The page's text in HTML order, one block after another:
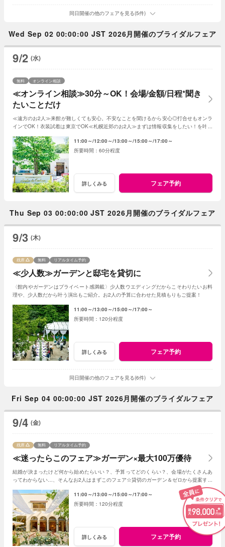
同日開催の他のフェアを見る(5件)
Wed Sep 02 00:00:00 JST 2026月開催のブライダルフェア
9/2 (水)
≪オンライン相談≫30分～OK！会場/金額/日程*聞き
たいことだけ
無料 オンライン相談
≪遠方のお2人≫来館が難しくても安心。不安なことを聞けるから安心◎打合せもオンラ
インでOK！衣装試着は東京でOK≪札幌近郊のお2人≫まずは情報収集をしたい！を叶え
11:00～ 12:00～ 13:00～ 15:00～ 17:00～
60分程度
詳しくみる フェア予約
Thu Sep 03 00:00:00 JST 2026月開催のブライダルフェア
9/3 (木)
≪少人数≫ガーデンと邸宅を貸切に
残席 無料 リアルタイム予約
〈館内やガーデンはプライベート感満載〉少人数ウエディングだからこそわりたいお料
理や、少人数だから叶う演出もご紹介。お2人の予算に合わせた見積もりもご提案！
11:00～ 13:00～ 15:00～ 17:00～
120分程度
詳しくみる フェア予約
同日開催の他のフェアを見る(6件)
Fri Sep 04 00:00:00 JST 2026月開催のブライダルフェア
9/4 (金)
≪迷ったらこのフェア≫ガーデン×最大100万優待
残席 無料 リアルタイム予約
結婚が決まったけど何から始めたらいい？、予算ってどのくらい？、会場がたくさんあ
ってわからない…、そんなお2人はまずこのフェア☆貸切のガーデン＆ゼロから提案する
11:00～ 13:00～ 15:00～ 17:00～
120分程度
詳しくみる フェア予約